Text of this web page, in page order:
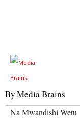
ByMedia Brains
Na Mwandishi Wetu